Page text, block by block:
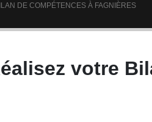
DE COMPÉTENCES À FAGNIÈRES
votre